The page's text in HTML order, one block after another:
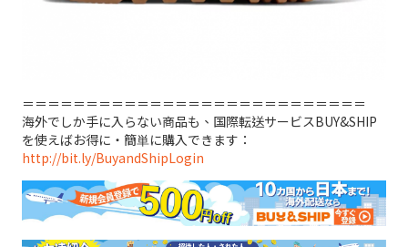
＝＝＝＝＝＝＝＝＝＝＝＝＝＝＝＝＝＝＝＝＝＝＝＝＝＝＝
海外でしか手に入らない商品も、国際転送サービスBUY&SHIP
を使えばお得に・簡単に購入できます：
http://bit.ly/BuyandShipLogin